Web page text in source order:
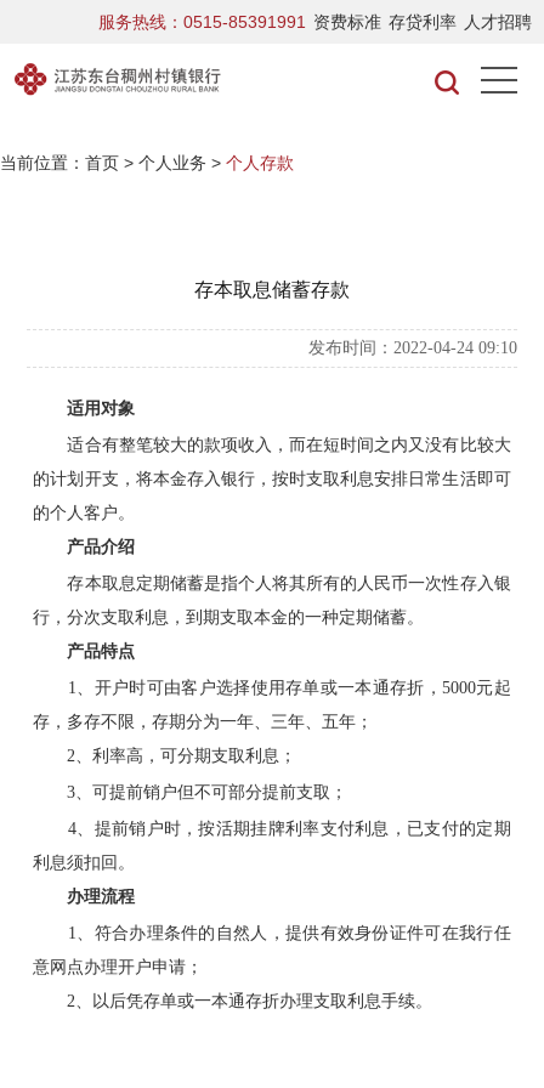
服务热线：0515-85391991 资费标准 存贷利率 人才招聘
当前位置： 首页 > 个人业务 > 个人存款
存本取息储蓄存款
发布时间：2022-04-24 09:10
适用对象
适合有整笔较大的款项收入，而在短时间之内又没有比较大
的计划开支，将本金存入银行，按时支取利息安排日常生活即可
的个人客户。
产品介绍
存本取息定期储蓄是指个人将其所有的人民币一次性存入银
行，分次支取利息，到期支取本金的一种定期储蓄。
产品特点
1、开户时可由客户选择使用存单或一本通存折，5000元起
存，多存不限，存期分为一年、三年、五年；
2、利率高，可分期支取利息；
3、可提前销户但不可部分提前支取；
4、提前销户时，按活期挂牌利率支付利息，已支付的定期
利息须扣回。
办理流程
1、符合办理条件的自然人，提供有效身份证件可在我行任
意网点办理开户申请；
2、以后凭存单或一本通存折办理支取利息手续。